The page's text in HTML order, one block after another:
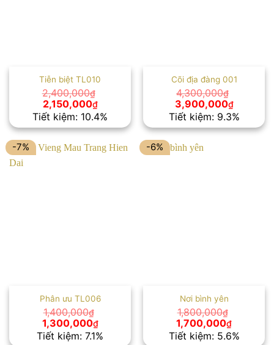
Tiễn biệt TL010
2,400,000₫
Giá
gốc
là:
2,400,000₫.
2,150,000₫Giá
hiện
tại
là:
2,150,000₫.
Tiết kiệm: 10.4%
Cõi địa đàng 001
4,300,000₫
Giá
gốc
là:
4,300,000₫.
3,900,000₫Giá
hiện
tại
là:
Tiết kiệm: 9.3%
-7%
Phân ưu TL006
1,400,000₫
Giá
gốc
là:
1,300,000₫Giá
hiện
tại
Tiết kiệm: 7.1%
-6%
Nơi bình yên
1,800,000₫
Giá
gốc
là:
1,700,000₫Giá
hiện
tại
Tiết kiệm: 5.6%